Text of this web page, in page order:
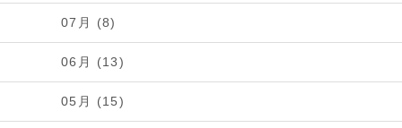
07月 (8)
06月 (13)
05月 (15)